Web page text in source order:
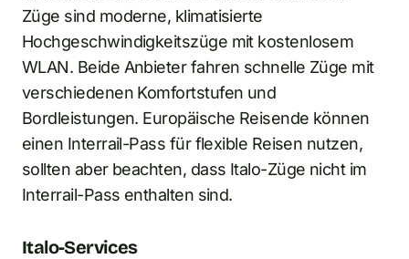
Züge sind moderne, klimatisierte
Hochgeschwindigkeitszüge mit kostenlosem
WLAN. Beide Anbieter fahren schnelle Züge mit
verschiedenen Komfortstufen und
Bordleistungen. Europäische Reisende können
einen Interrail-Pass für flexible Reisen nutzen,
sollten aber beachten, dass Italo-Züge nicht im
Interrail-Pass enthalten sind.
Italo-Services